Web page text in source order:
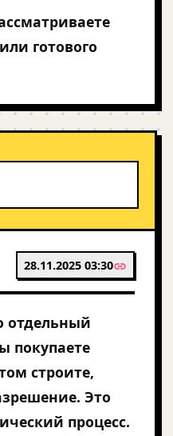
готового
28.11.2025 03:30
отдельный
покупаете
строите,
Это
процесс.